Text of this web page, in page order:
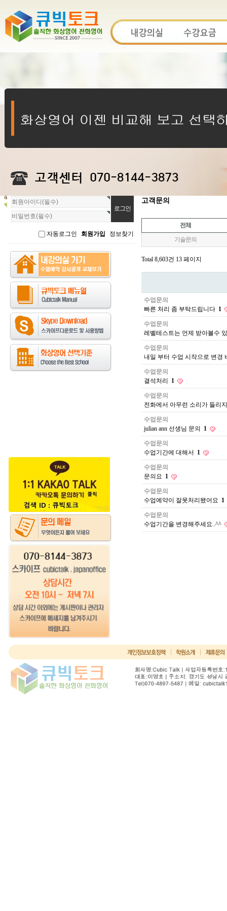
회
원
로
자동로그인 회원가입 정보찾기
고객문의
전체
기술문의
Total 8,603건 13 페이지
수업문의
빠른 처리 좀 부탁드립니다 1
수업문의
레벨테스트는 언제 받아볼수
수업문의
내일 부터 수업 시작으로 변경
수업문의
결석처리
1
수업문의
전화에서 아무런 소리가 들리
수업문의
julian ann 선생님 문의
1
수업문의
수업기간에 대해서
1
수업문의
문의요 1
수업문의
수업예약이 잘못처리됐어요 1
수업문의
수업기간을 변경해주세요..^^